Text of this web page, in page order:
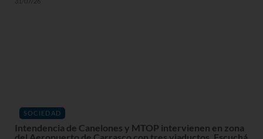
SOCIEDAD
Intendencia de Canelones y MTOP intervienen en zona